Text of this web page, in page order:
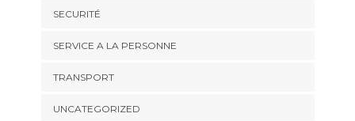
SECURITÉ
SERVICE A LA PERSONNE
TRANSPORT
UNCATEGORIZED